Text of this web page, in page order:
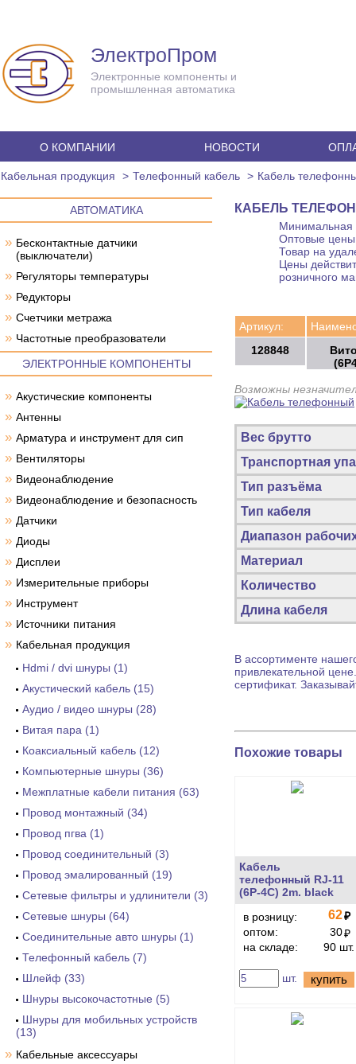
ЭлектроПром
Электронные компоненты и
промышленная автоматика
О КОМПАНИИ НОВОСТИ
Кабельная продукция Телефонный кабель Кабель
АВТОМАТИКА
» Бесконтактные датчики
(выключатели)
» Регуляторы температуры
» Редукторы
» Счетчики метража
» Частотные преобразователи
ЭЛЕКТРОННЫЕ КОМПОНЕНТЫ
» Акустические компоненты
» Антенны
» Арматура и инструмент для сип
» Вентиляторы
» Видеонаблюдение
» Видеонаблюдение и безопасность
» Датчики
» Диоды
» Дисплеи
» Измерительные приборы
» Инструмент
» Источники питания
» Кабельная продукция
Hdmi / dvi шнуры (1)
Акустический кабель (15)
Аудио / видео шнуры (28)
Витая пара (1)
Коаксиальный кабель (12)
Компьютерные шнуры (36)
Межплатные кабели питания (63)
Провод монтажный (34)
Провод пгва (1)
Провод соединительный (3)
Провод эмалированный (19)
Сетевые фильтры и удлинители (3)
Сетевые шнуры (64)
Соединительные авто шнуры (1)
Телефонный кабель (7)
Шлейф (33)
Шнуры высокочастотные (5)
Шнуры для мобильных устройств
(13)
» Кабельные аксессуары
КАБЕЛЬ
Минимальная
Оптовые цены
Товар на
Цены
розничного
Артикул:
128848
Возможны
Вес брутто
Транспортная
Тип разъёма
Тип кабеля
Диапазон
Материал
Количество
Длина кабеля
В ассортименте
привлекательной
сертификат.
Похожие товары
Кабель
телефонный RJ-11
(6P-4C) 2m. black
в розницу:
62₽
оптом:
30₽
на складе:
90 шт.
шт. купить